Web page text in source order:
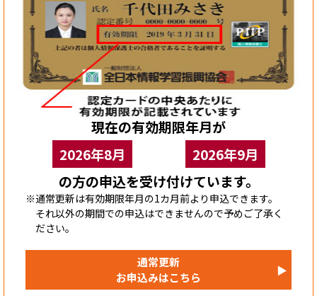
現在の有効期限年月が
2026年8月
2026年9月
の方の申込を受け付けています。
※通常更新は有効期限年月の1カ月前より申込できます。
それ以外の期間での申込はできませんので予めご了承く
ださい。
通常更新
お申込みはこちら
▶